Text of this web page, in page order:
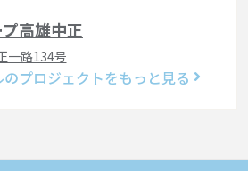
高雄中正
一路134号
のプロジェクトをもっと見る